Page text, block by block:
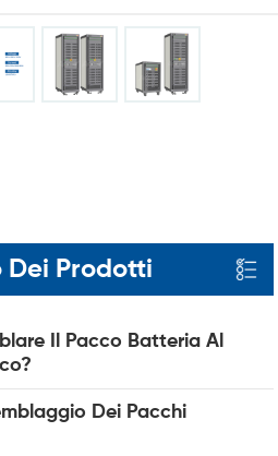
Dei Prodotti
Il Pacco Batteria Al
Dei Pacchi